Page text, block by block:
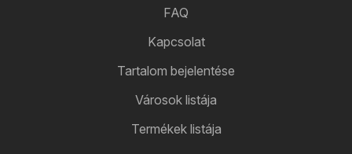
FAQ
Kapcsolat
Tartalom bejelentése
Városok listája
Termékek listája